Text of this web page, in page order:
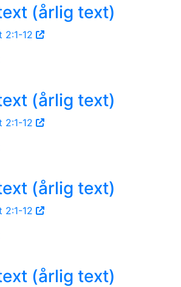
(årlig text)
2:1-12
(årlig text)
2:1-12
(årlig text)
2:1-12
(årlig text)